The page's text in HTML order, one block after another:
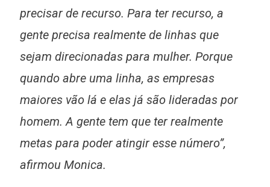
precisar de recurso. Para ter recurso, a
gente precisa realmente de linhas que
sejam direcionadas para mulher. Porque
quando abre uma linha, as empresas
maiores vão lá e elas já são lideradas por
homem. A gente tem que ter realmente
metas para poder atingir esse número”,
afirmou Monica.